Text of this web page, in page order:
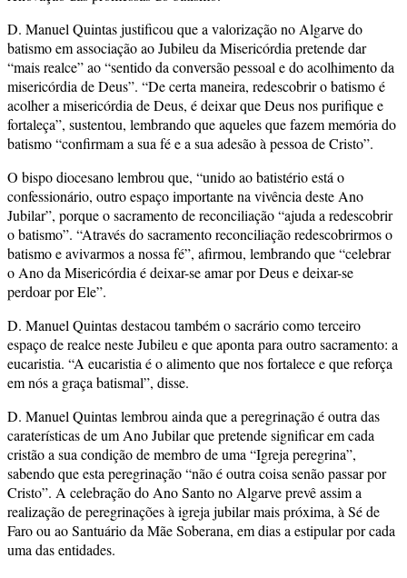
D. Manuel Quintas justificou que a valorização no Algarve do
batismo em associação ao Jubileu da Misericórdia pretende dar
“mais realce” ao “sentido da conversão pessoal e do acolhimento da
misericórdia de Deus”. “De certa maneira, redescobrir o batismo é
acolher a misericórdia de Deus, é deixar que Deus nos purifique e
fortaleça”, sustentou, lembrando que aqueles que fazem memória do
batismo “confirmam a sua fé e a sua adesão à pessoa de Cristo”.
O bispo diocesano lembrou que, “unido ao batistério está o
confessionário, outro espaço importante na vivência deste Ano
Jubilar”, porque o sacramento de reconciliação “ajuda a redescobrir
o batismo”. “Através do sacramento reconciliação redescobrirmos o
batismo e avivarmos a nossa fé”, afirmou, lembrando que “celebrar
o Ano da Misericórdia é deixar-se amar por Deus e deixar-se
perdoar por Ele”.
D. Manuel Quintas destacou também o sacrário como terceiro
espaço de realce neste Jubileu e que aponta para outro sacramento: a
eucaristia. “A eucaristia é o alimento que nos fortalece e que reforça
em nós a graça batismal”, disse.
D. Manuel Quintas lembrou ainda que a peregrinação é outra das
caraterísticas de um Ano Jubilar que pretende significar em cada
cristão a sua condição de membro de uma “Igreja peregrina”,
sabendo que esta peregrinação “não é outra coisa senão passar por
Cristo”. A celebração do Ano Santo no Algarve prevê assim a
realização de peregrinações à igreja jubilar mais próxima, à Sé de
Faro ou ao Santuário da Mãe Soberana, em dias a estipular por cada
uma das entidades.